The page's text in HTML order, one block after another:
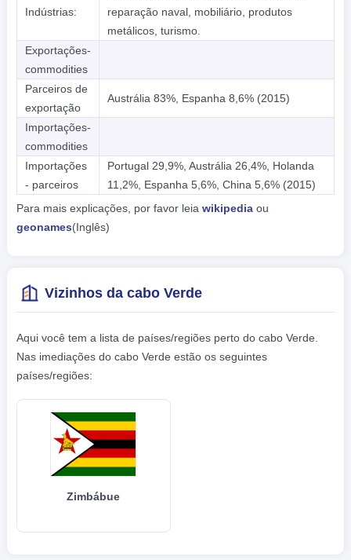
Indústrias:
reparação naval, mobiliário, produtos
metálicos, turismo.
Exportações-
commodities
Parceiros de
exportação
Austrália 83%, Espanha 8,6% (2015)
Importações-
commodities
Importações
- parceiros
Portugal 29,9%, Austrália 26,4%, Holanda
11,2%, Espanha 5,6%, China 5,6% (2015)
Para mais explicações, por favor leia wikipediaou
geonames(Inglês)
Vizinhos da cabo Verde
Aqui você tem a lista de países/regiões perto do cabo Verde.
Nas imediações do cabo Verde estão os seguintes
países/regiões:
Zimbábue